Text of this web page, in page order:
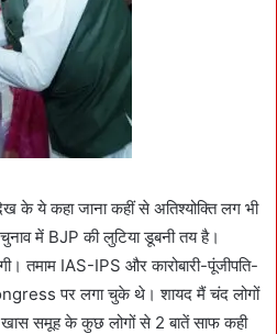
के ये कहा जाना कहीं से अतिश्योक्ति लग भी
में BJP की लुटिया डूबनी तय है।
तमाम IAS-IPS और कारोबारी-पूंजीपति-
पर लगा चुके थे। शायद मैं चंद लोगों
खास समूह के कुछ लोगों से 2 बातें साफ कही